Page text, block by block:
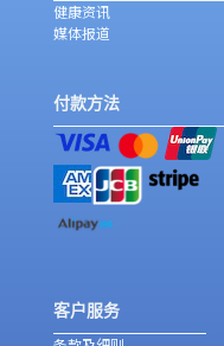
健康资讯
媒体报道
付款方法
客户服务